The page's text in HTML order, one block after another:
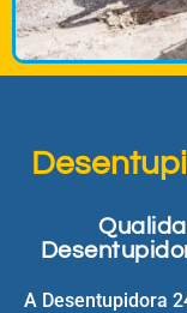
A Desentupidora